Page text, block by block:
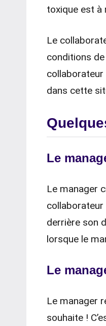
toxique est à
Le
conditions
dans cette
Le
Le manager
collaborateur
derrière son
lorsque le
Le
Le manager
souhaite !